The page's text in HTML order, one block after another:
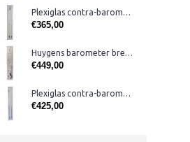
Plexiglas contra-barometer TH rood
€365,00
Huygens barometer breed, zwart
€449,00
Plexiglas contra-barometer met glas ervoor
€425,00